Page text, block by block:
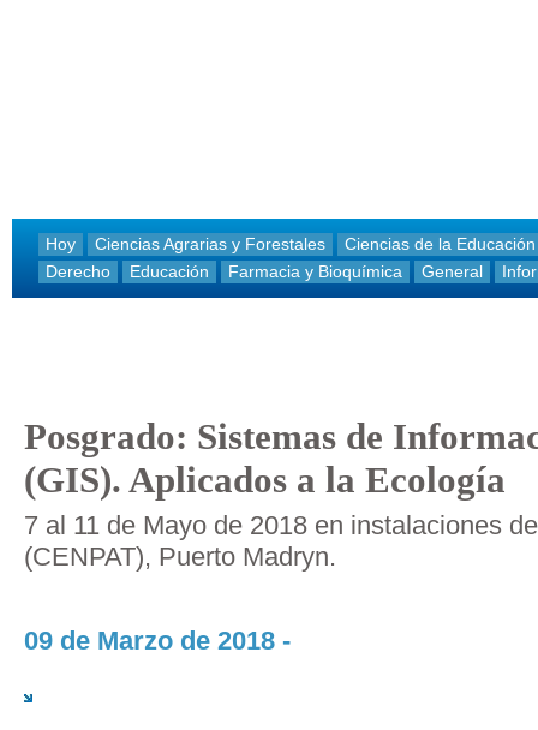
Hoy Ciencias Agrarias y Forestales
Ciencias de la Educación
Derecho
Educación Farmacia y Bioquímica General
Posgrado: Sistemas de
(GIS). Aplicados a la Ecología
7 al 11 de Mayo de 2018 en instalaciones
(CENPAT), Puerto Madryn.
09 de Marzo de 2018 -